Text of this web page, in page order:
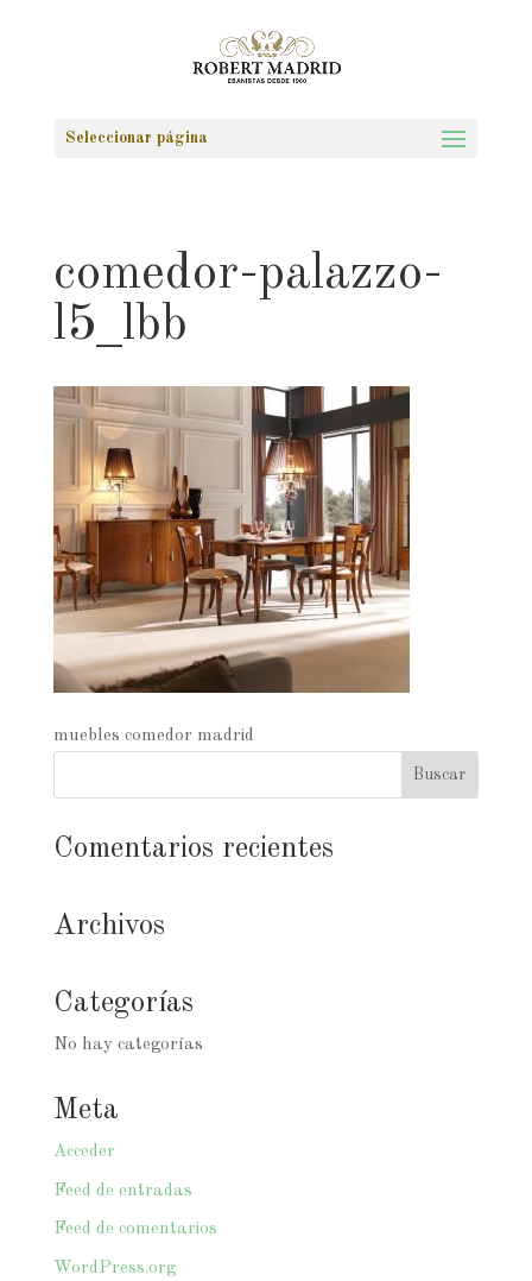
Seleccionar página
comedor-palazzo-
l5_lbb
muebles comedor madrid
Comentarios recientes
Archivos
Categorías
No hay categorías
Meta
Acceder
Feed de entradas
Feed de comentarios
WordPress.org